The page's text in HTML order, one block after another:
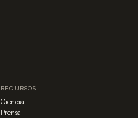
RECURSOS
Ciencia
Prensa